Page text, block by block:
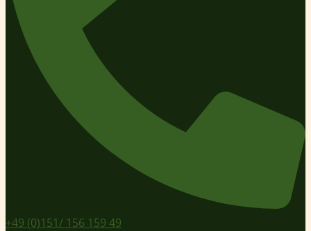
+49 (0)151/ 156 159 49